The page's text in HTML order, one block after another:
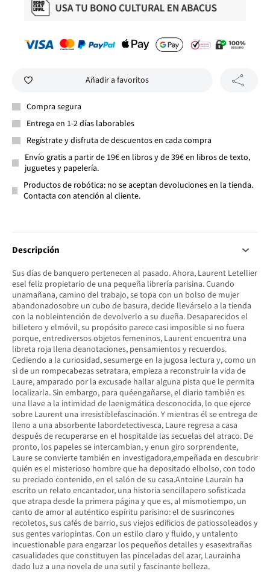
Añadir a favoritos
Compra segura
Entrega en 1-2 días laborables
Regístrate y disfruta de descuentos en cada compra
Envío gratis a partir de 19€ en libros y de 39€ en libros de texto,
juguetes y papelería.
Productos de robótica: no se aceptan devoluciones en la tienda.
Contacta con atención al cliente.
Descripción
Sus días de banquero pertenecen al pasado. Ahora, Laurent Letellier
esel feliz propietario de una pequeña librería parisina. Cuando
unamañana, camino del trabajo, se topa con un bolso de mujer
abandonadosobre un cubo de basura, decide llevárselo a la tienda
con la nobleintención de devolverlo a su dueña. Desaparecidos el
billetero y elmóvil, su propósito parece casi imposible si no fuera
porque, entrediversos objetos femeninos, Laurent encuentra una
libreta roja llena deanotaciones, pensamientos y recuerdos.
Cediendo a la curiosidad, sesumerge en la jugosa lectura y, como un
si de un rompecabezas setratara, empieza a reconstruir la vida de
Laure, amparado por la excusade hallar alguna pista que le permita
localizarla. Sin embargo, para quéengañarse, el diario también es
una llave a la intimidad de laenigmática desconocida, lo que ejerce
sobre Laurent una irresistiblefascinación. Y mientras él se entrega de
lleno a una absorbente labordetectivesca, Laure regresa a casa
después de recuperarse en el hospitalde las secuelas del atraco. De
pronto, los papeles se intercambian, y enun giro sorprendente,
Laure se convierte también en investigadora,empeñada en descubrir
quién es el misterioso hombre que ha depositado elbolso, con todo
su preciado contenido, en el salón de su casa.Antoine Laurain ha
escrito un relato encantador, una historia sencillapero sofisticada
que atrapa desde la primera página y que es, al mismotiempo, un
canto de amor al auténtico espíritu parisino: el de susrincones
recoletos, sus cafés de barrio, sus viejos edificios de patiossoleados y
sus gentes variopintas. Con un estilo claro y fluido, y untalento
incuestionable para engarzar los pequeños detalles y esasextrañas
casualidades que constituyen las pinceladas del azar, Laurainha
dado luz a una novela de una sutil y fascinante belleza.